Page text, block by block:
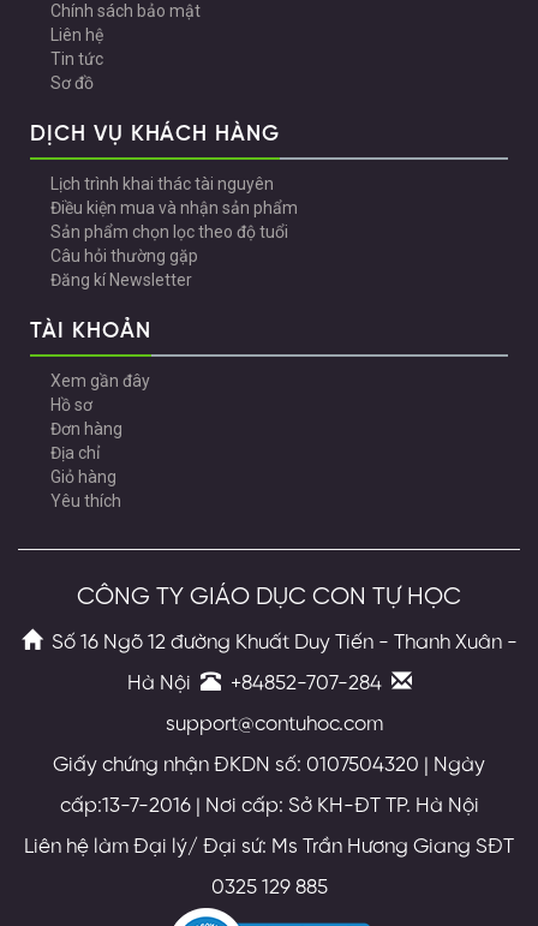
Chính sách bảo mật
Liên hệ
Tin tức
Sơ đồ
DỊCH VỤ KHÁCH HÀNG
Lịch trình khai thác tài nguyên
Điều kiện mua và nhận sản phẩm
Sản phẩm chọn lọc theo độ tuổi
Câu hỏi thường gặp
Đăng kí Newsletter
TÀI KHOẢN
Xem gần đây
Hồ sơ
Đơn hàng
Địa chỉ
Giỏ hàng
Yêu thích
CÔNG TY GIÁO DỤC CON TỰ HỌC
Số 16 Ngõ 12 đường Khuất Duy Tiến - Thanh Xuân -
Hà Nội
+84852-707-284
support@contuhoc.com
Giấy chứng nhận ĐKDN số: 0107504320 | Ngày
cấp:13-7-2016 | Nơi cấp: Sở KH-ĐT TP. Hà Nội
Liên hệ làm Đại lý/ Đại sứ: Ms Trần Hương Giang SĐT
0325 129 885